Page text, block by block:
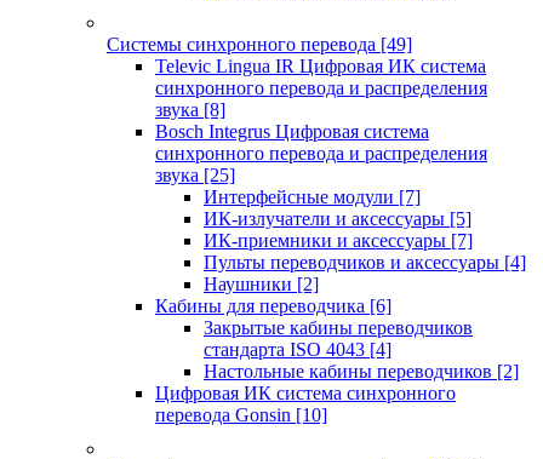
Системы синхронного перевода [49]
Televic Lingua IR Цифровая ИК система
синхронного перевода и распределения
звука [8]
Bosch Integrus Цифровая система
синхронного перевода и распределения
звука [25]
Интерфейсные модули [7]
ИК-излучатели и аксессуары [5]
ИК-приемники и аксессуары [7]
Пульты переводчиков и аксессуары [4]
Наушники [2]
Кабины для переводчика [6]
Закрытые кабины переводчиков
стандарта ISO 4043 [4]
Настольные кабины переводчиков [2]
Цифровая ИК система синхронного
перевода Gonsin [10]